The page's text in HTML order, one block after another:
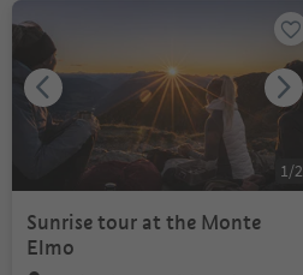
1 /2
Sunrise tour at the Monte
Elmo